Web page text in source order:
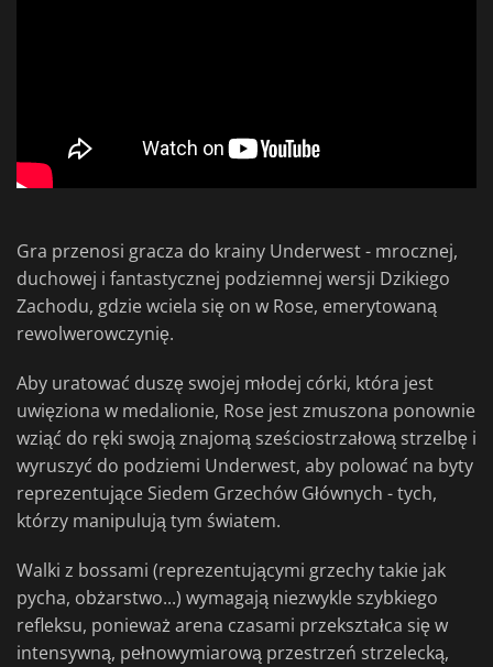
Gra przenosi gracza do krainy Underwest - mrocznej,
duchowej i fantastycznej podziemnej wersji Dzikiego
Zachodu, gdzie wciela się on w Rose, emerytowaną
rewolwerowczynię.
Aby uratować duszę swojej młodej córki, która jest
uwięziona w medalionie, Rose jest zmuszona ponownie
wziąć do ręki swoją znajomą sześciostrzałową strzelbę i
wyruszyć do podziemi Underwest, aby polować na byty
reprezentujące Siedem Grzechów Głównych - tych,
którzy manipulują tym światem.
Walki z bossami (reprezentującymi grzechy takie jak
pycha, obżarstwo...) wymagają niezwykle szybkiego
refleksu, ponieważ arena czasami przekształca się w
intensywną, pełnowymiarową przestrzeń strzelecką,